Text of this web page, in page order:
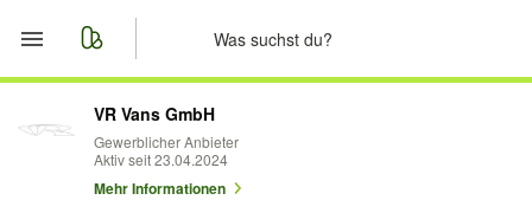
Start
Merkliste
VR Vans GmbH
Gewerblicher Anbieter
Aktiv seit 23.04.2024
Mehr Informationen